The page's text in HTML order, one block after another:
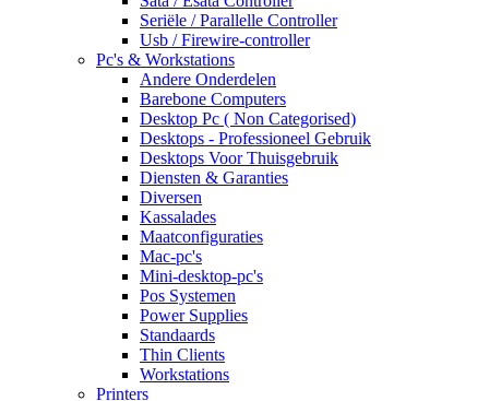
Seriële / Parallelle Controller
Usb / Firewire-controller
Pc's & Workstations
Andere Onderdelen
Barebone Computers
Desktop Pc ( Non Categorised)
Desktops - Professioneel Gebruik
Desktops Voor Thuisgebruik
Diensten & Garanties
Diversen
Kassalades
Maatconfiguraties
Mac-pc's
Mini-desktop-pc's
Pos Systemen
Power Supplies
Standaards
Thin Clients
Workstations
Printers